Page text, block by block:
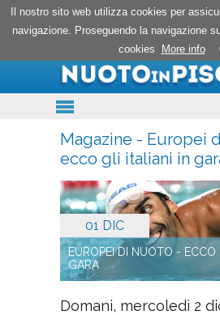
Magazine - Europei
ecco gli italiani in
01 DIC
EUROPEI DI NUOTO - ECCO
GARA
Domani, mercoledì 2
Il nostro sito web utilizza cookies per
navigazione. Proseguendo la navigazione
cookies
More info